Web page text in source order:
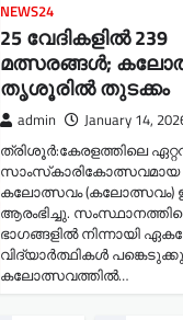
NEWS24
25 വേദികളിൽ 239
മത്സരങ്ങൾ;
തൃശൂരിൽ തുടക്കം
admin January 14,
ത്രിശൂർ:കേരളത്തിലെ
കലോത്സവം
ആരംഭിച്ചു.
ഭാഗങ്ങളിൽ നിന്നായി
വിദ്യാർത്ഥികൾ
കലോത്സവത്തിൽ…